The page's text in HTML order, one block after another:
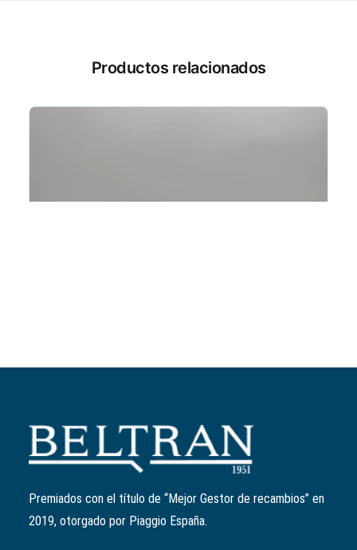
Productos relacionados
Junta racord admisión
871167
1,57
original
era:
actual
Premiados con el título de “Mejor Gestor de recambios” en
2019, otorgado por Piaggio España.